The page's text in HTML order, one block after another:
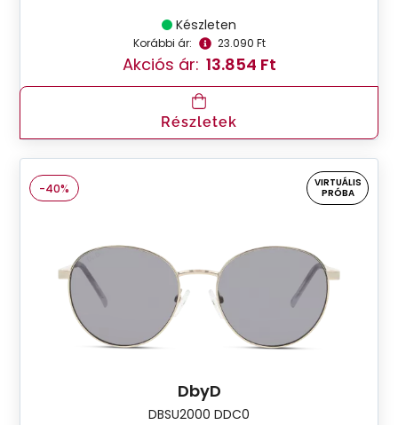
Készleten
Korábbi ár: 23.090 Ft
Akciós ár: 13.854 Ft
Részletek
-40%
VIRTUÁLIS
PRÓBA
DbyD
DBSU2000 DDC0